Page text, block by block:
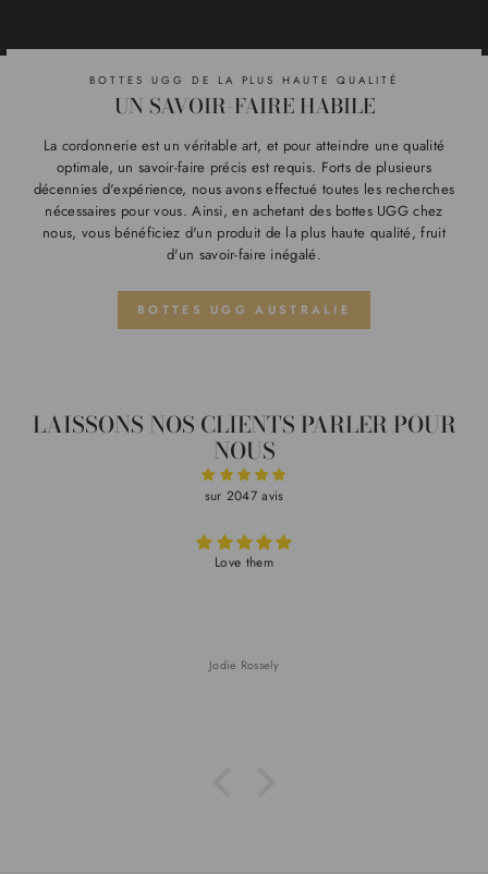
BOTTES UGG DE LA PLUS HAUTE QUALITÉ
UN SAVOIR-FAIRE HABILE
La cordonnerie est un véritable art, et pour atteindre une qualité
optimale, un savoir-faire précis est requis. Forts de plusieurs
décennies d'expérience, nous avons effectué toutes les recherches
nécessaires pour vous. Ainsi, en achetant des bottes UGG chez
nous, vous bénéficiez d'un produit de la plus haute qualité, fruit
d'un savoir-faire inégalé.
BOTTES UGG AUSTRALIE
LAISSONS NOS CLIENTS PARLER POUR
NOUS
sur 2047 avis
Love them
Jodie Rossely